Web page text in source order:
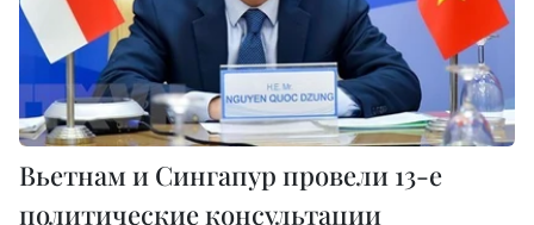
Вьетнам и Сингапур провели 13-е
политические консультации